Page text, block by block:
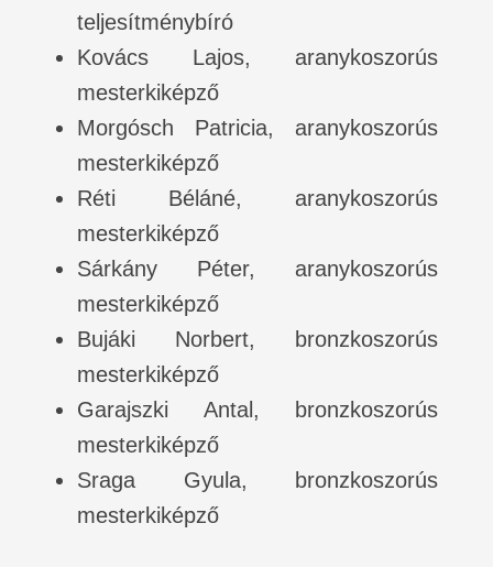
teljesítménybíró
Kovács Lajos, aranykoszorús
mesterkiképző
Morgósch Patricia, aranykoszorús
mesterkiképző
Réti Béláné, aranykoszorús
mesterkiképző
Sárkány Péter, aranykoszorús
mesterkiképző
Bujáki Norbert, bronzkoszorús
mesterkiképző
Garajszki Antal, bronzkoszorús
mesterkiképző
Sraga Gyula, bronzkoszorús
mesterkiképző